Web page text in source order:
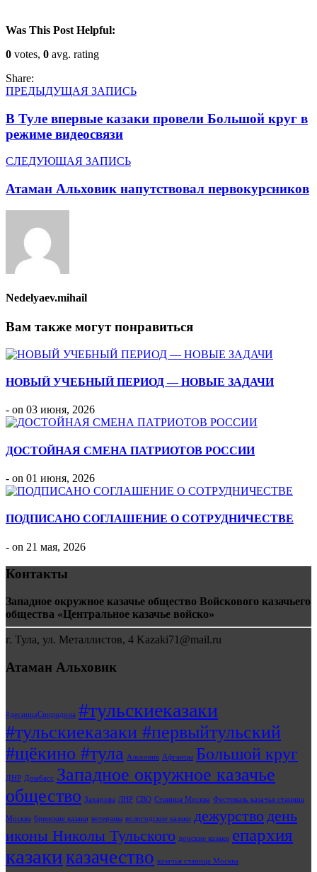
Was This Post Helpful:
0 votes, 0 avg. rating
Share:
ПРЕДЫДУЩАЯ ЗАПИСЬ
В Туле впервые казаки провели Большой круг в
режиме видеосвязи
СЛЕДУЮЩАЯ ЗАПИСЬ
Атаман Альховик напутствовал первокурсников
Nedelyaev.mihail
Вам также могут понравиться
НОВЫЙ УЧЕБНЫЙ ПЕРИОД — НОВЫЕ ЗАДАЧИ
- on 03 июня, 2026
ДОСТОЙНАЯ СМЕНА ПАТРИОТОВ РОССИИ
- on 01 июня, 2026
ПОДПИСАНО СОГЛАШЕНИЕ О СОТРУДНИЧЕСТВЕ
- on 21 мая, 2026
Контакты
Западное окружное казачье общество Войскового казачьего
общества «Центральное казачье войско»
г. Тула, ул. Металлистов, 4 Kazaki71@mail.ru
Атаман Альховик
#десницаСпиридона #тульскиеказаки
#тульскиеказаки #первыйтульский
#щёкино #тула Альховик Афганцы Большой круг
ДНР Домбасс Западное окружное казачье
общество Захарова ЛНР СВО Станица Москва Фестиваль казачья станица
Москва брянские казаки ветераны вологодские казаки дежурство день
иконы Николы Тульского донские казаки епархия
казакиказачество казачья станица Москва